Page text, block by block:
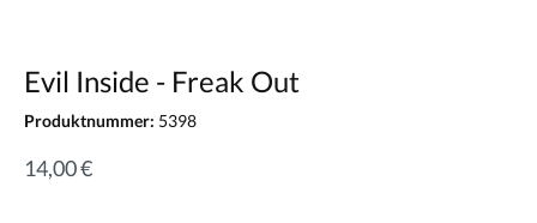
Evil Inside - Freak Out
Produktnummer: 5398
14,00 €